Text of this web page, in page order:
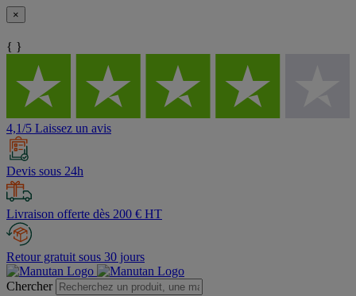
×
{ }
4,1/5 Laissez un avis
Devis sous 24h
Livraison offerte dès 200 € HT
Retour gratuit sous 30 jours
Chercher